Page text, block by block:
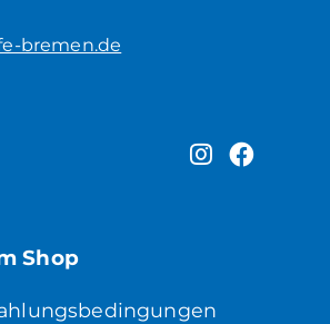
bremen.de
Shop